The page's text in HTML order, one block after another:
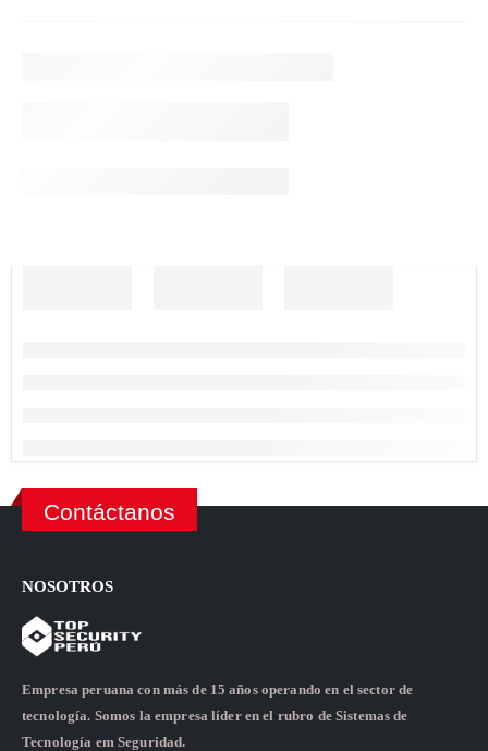
Contáctanos
NOSOTROS
Empresa peruana con más de 15 años operando en el sector de
tecnología. Somos la empresa líder en el rubro de Sistemas de
Tecnología em Seguridad.